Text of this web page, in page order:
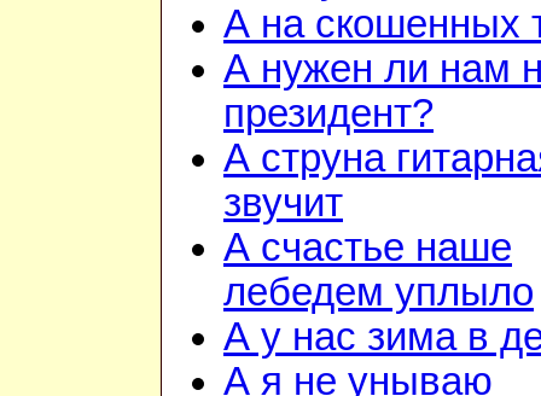
А на скошенных
А нужен ли нам
президент?
А струна
звучит
А счастье наше
лебедем уплыло
А у нас зима в
А я не унываю